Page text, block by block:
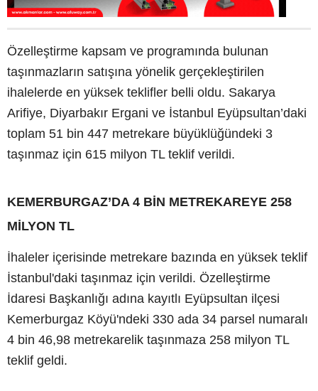
Özelleştirme kapsam ve programında bulunan
taşınmazların satışına yönelik gerçekleştirilen
ihalelerde en yüksek teklifler belli oldu. Sakarya
Arifiye, Diyarbakır Ergani ve İstanbul Eyüpsultan’daki
toplam 51 bin 447 metrekare büyüklüğündeki 3
taşınmaz için 615 milyon TL teklif verildi.
KEMERBURGAZ’DA 4 BİN METREKAREYE 258
MİLYON TL
İhaleler içerisinde metrekare bazında en yüksek teklif
İstanbul'daki taşınmaz için verildi. Özelleştirme
İdaresi Başkanlığı adına kayıtlı Eyüpsultan ilçesi
Kemerburgaz Köyü'ndeki 330 ada 34 parsel numaralı
4 bin 46,98 metrekarelik taşınmaza 258 milyon TL
teklif geldi.